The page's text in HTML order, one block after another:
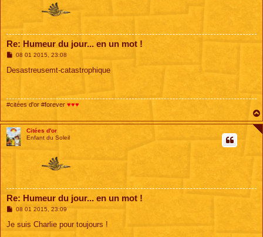
Re: Humeur du jour... en un mot !
M
s
08 01 2015, 23:08
Desastreusemt-catastrophique
#citées d'or #forever ♥♥♥
Citées d'or
Enfant du Soleil
Re: Humeur du jour... en un mot !
M
s
08 01 2015, 23:09
Je suis Charlie pour toujours !